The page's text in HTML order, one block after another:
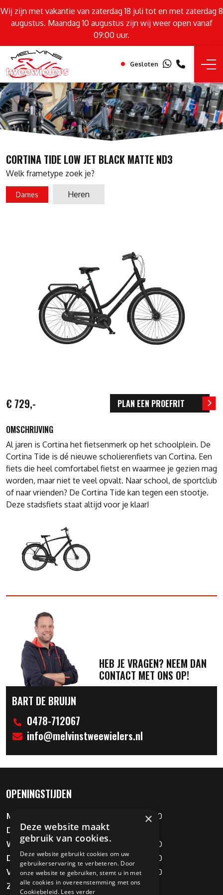
Wij zijn met vakantie van zaterdag 18 juli tot en met zaterdag 8
augustus. Maandag 10 augustus zijn wij weer open vanaf
09:00 uur.
Gesloten
CORTINA TIDE LOW JET BLACK MATTE ND3
Welk frametype zoek je?
Dames Heren
€ 729,- PLAN EEN PROEFRIT
OMSCHRIJVING
Al jaren is Cortina het fietsenmerk op het schoolplein. De
Cortina Tide is dé nieuwe scholierenfiets van Cortina. Een
fiets die heel comfortabel fietst en waarmee je gezien mag
worden, maar niet te veel opvalt. Naar school, de sportclub
of naar vrienden? De Cortina Tide kan tegen een stootje.
Deze stadsfiets staat altijd voor je klaar!
HEB JE VRAGEN? NEEM DAN
CONTACT MET ONS OP!
BART DE BRUIJN
0478-712067
info@melvinstweewielers.nl
OPENINGSTIJDEN
Maandag
09:00 - 12:00 / 13:00 - 18:00
Dinsdag
Gesloten
Woensdag
09:00 - 12:00 / 13:00 - 18:00
Donderdag
09:00 - 12:00 / 13:00 - 18:00
Vrijdag
09:00 - 12:00 / 13:00 - 18:00
Zaterdag
09:00 - 16:00
×
Deze website maakt
gebruik van cookies.
Deze website gebruikt cookies om uw
gebruikerservaring te verbeteren. Door
onze website te gebruiken, stemt u in met
alle cookies in overeenstemming met ons
Cookiebeleid. Lees verder